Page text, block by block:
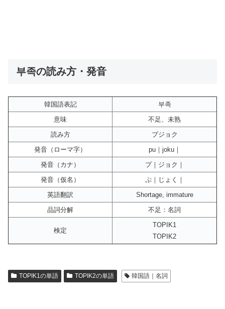
부족の読み方・発音
韓国語表記
부족
意味
不足、未熟
読み方
プジョク
発音（ローマ字）
pu｜joku｜
発音（カナ）
プ｜ジョク｜
発音（仮名）
ぷ｜じょく｜
英語翻訳
Shortage, immature
品詞分解
不足：名詞
検定
TOPIK1
TOPIK2
TOPIK1の単語 TOPIK2の単語 韓国語｜名詞